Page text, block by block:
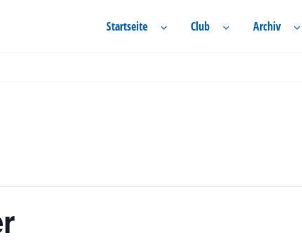
Startseite Club Archiv